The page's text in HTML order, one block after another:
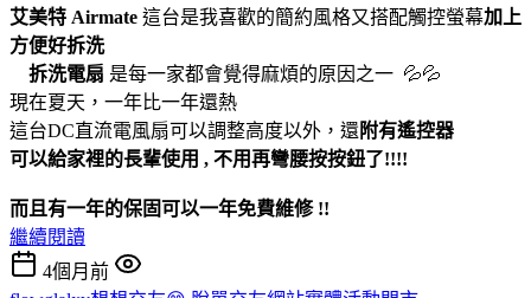
艾美特 Airmate 這台是我喜歡的簡約風格又搭配觸控螢幕加上
方便好拆洗
拆洗電扇 是每一家都會覺得麻煩的原因之一 💦💦
現在夏天，一年比一年還熱
這台DC直流電風扇可以調整高度以外，還附有遙控器
可以給家裡的長輩使用 , 不用再彎腰按按鈕了!!!!
而且有一年的保固可以一年免費維修 !!
繼續閱讀
4個月前